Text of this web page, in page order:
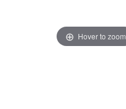
Hover to zoom